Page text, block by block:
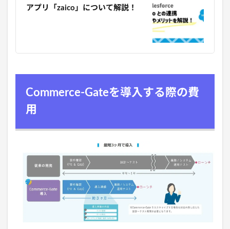
アプリ「zaico」について解説！
Commerce-Gateを導入する際の費
用